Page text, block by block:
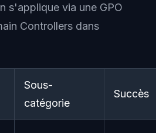
s'applique via une GPO
Controllers dans
Sous-
catégorie
Succès